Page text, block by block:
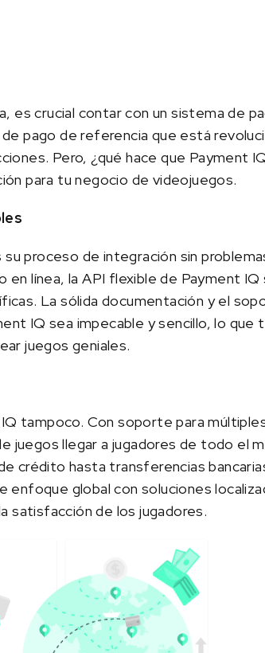
es crucial contar con un sistema de
pago de referencia que está
Pero, ¿qué hace que Payment
para tu negocio de videojuegos.
proceso de integración sin
en línea, la API flexible de Payment
La sólida documentación y el
IQ sea impecable y sencillo, lo que
juegos geniales.
tampoco. Con soporte para
juegos llegar a jugadores de todo el
crédito hasta transferencias
global con soluciones
satisfacción de los jugadores.